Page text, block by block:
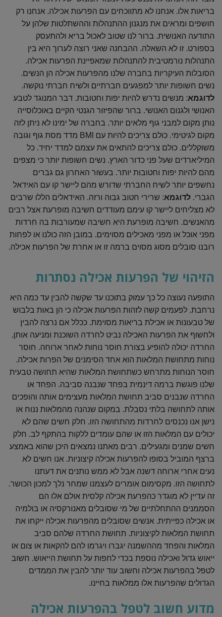
בריאות אלו. אנחנו לא מתווכחים עם הפרעות אכילה. אנחנו רק
חושפים ומראים את מנגנון ההתנהלות וההשתלטות שלהן על
התודעה האנושית. ברור לנו שטוב לאכול בריא ולהתעסק
בספורט. זו לא השאלה. ההבחנה שאני רוצה לערוך היא בין
התנהלות נורמטיבית להתנהלות שמאפיינת הפרעות אכילה.
הסובלות העיקריות בחברה שלנו מהפרעות אכילה הן הנשים.
נשים חשופות יותר למפגעים חברתיים ולשיח חברתי נוקשה.
לדוגמא: מנשים נדרש להיות יפות וחטובות. דבר המנוגד לטבע
האנושי ולגנום האנושי. ברור שהפיזור הגנטי הקיים באוכלוסייה
נותן מקום למבני גוף מלאים יותר. בחברה של ימינו לא ניתן לזה
מקום לגיטימי. כולם צריכים להיות עם BMI מדד מסת גוף וגובה
משוקללים. כולם צריכים להתאים את עצמם למדד יחיד. כל
המיליארדים שעל פני כדור הארץ. נשים חשופות יותר כי מצפים
מהם להיות יפות וחטובות יותר. בעשור האחרון גם גברים
נחשפים יותר לשיח החברתי שדורש מהם ליישר קו עם האידאל
הגברי. לדוגמא: שרירי חטוב גבוה ורזה. האידאלים הללו שרבים
לא מצליחים ליישר קו עימם מעודדים חשיבה מופרעת אצל רבים
מהאנשים. חשיבה מופרעת היא חשיבה שמעורבות בה חרדות
מפני אוכל או מפני מאכילים מסוימים. במובן הזה כולנו או לפחות
רובנו סובלים מסוג מסוים ברמה זו או אחרת של הפרעות אכילה.
הזיהוי של הפרעות אכילה נסתרות
התופעה נעוצה כל כך עמוק בתוכנו עד שקשה להבין עד כמה היא
נרחבת. לפעמים קשה לזהות הפרעות אכילה כי הן באות בלבוש
של טבעונות או אכילת בריאות מסוימת. ככלל אם נרצה להבין
ולחשוף את הפרעות האכילה נביט לחרדה השוכנת ומניעה אותן.
החרדה יכולה להופיע בצורת חוסר נוחות לאחר ארוחה. חוסר
נוחות מתחושת המלאות הוא אחד הסימנים של הפרות אכילה.
חוסר הנוחות מתרחש כשתחושת המלאות שהיא תחושה טבעית
שלנו פוגשת ברמה דינמית בפחד שנבנה סביבה. הפחד או
החרדה שנבנים סביב תחושת המלאות מעצימים אותה והופכים
אותה לתחושה בלתי נסבלת. במקום שנהנה מהמלאות ננוח או
נישן אנו נכנסים לחרדות מהתחושה הזו. חלק חשים שהם לא
יכולים עם המלאות הזו או שהם עומדים ללקות בהתקף לב. חלק
חשים שמנים ומגעילים. רבים מאתנו נמצאים היכן שהוא באמצע
ברצף המוביל בסופו להפרעות אכילה קיצוניות. אנו חשים לא
נעים אחרי ארוחה דשנה אבל לא ממש נותנים את דעתנו
לתחושה הזו. מקסימום אומרים לעצמנו שמחר נלך למכון הכושר.
זה עדיין לא מוגדר כהפרעת אכילה קלסית אולם אלו הם
הסממנים ההתחלתיים של מי שסובלים מאנורקסיה או בולמיה
או אכילה כפייתית. אנשים שסובלים מהפרעות אכילה ייקחו את
תחושת המלאות לקיצוניות. תחושת החרדה שלהם סביב
המלאות והפחד מההשמנה יגברו ויגרמו להם להקאות או צום או
ייאוש גדול ואכילה נוספת בכדי לחפות על תחושת הייאוש. חשוב
לטפל בהפרעות אכילה וחשוב עוד יותר להבין את הממדים
הגדולים שהפרעות אלו ממלאות בחיינו.
מדוע חשוב לטפל בהפרעות אכילה